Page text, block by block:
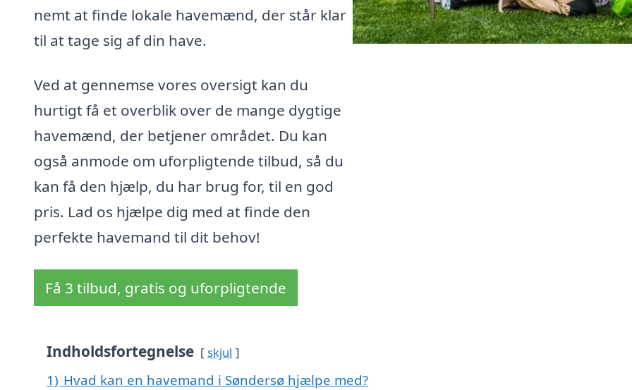
nemt at finde lokale havemænd, der står klar
til at tage sig af din have.
Ved at gennemse vores oversigt kan du
hurtigt få et overblik over de mange dygtige
havemænd, der betjener området. Du kan
også anmode om uforpligtende tilbud, så du
kan få den hjælp, du har brug for, til en god
pris. Lad os hjælpe dig med at finde den
perfekte havemand til dit behov!
Få 3 tilbud, gratis og uforpligtende
Indholdsfortegnelse skjul
1) Hvad kan en havemand i Søndersø hjælpe med?